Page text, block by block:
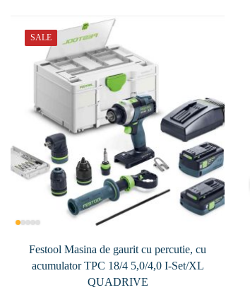
SALE
Festool Masina de gaurit cu percutie, cu
acumulator TPC 18/4 5,0/4,0 I-Set/XL
QUADRIVE